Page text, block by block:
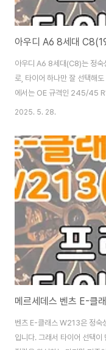
아우디 A6 8세대(C8)는 정숙
로, 타이어 하나만 잘 선택해
에서는 OE 규격인 245/45
입 브랜드 타이어 중 실사용
운전 스타일에 따라 선택 가능
리는 타이어, 이렇게 고르면
된 8세대(C8) 모델은 국내 도
내 정숙성, 고속 안정성, 그리
볼 ..
2025. 5. 28.
벤츠 E-클래스 W213은 정숙
입니다. 그래서 타이어 선택이